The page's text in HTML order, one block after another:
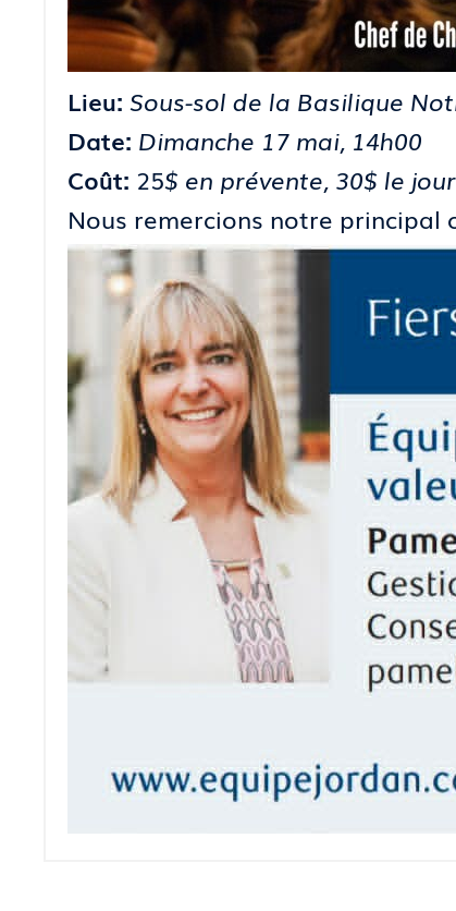
Lieu: Sous-sol de la Basilique
Date: Dimanche 17 mai, 14h00
Coût: 25$ en prévente, 30$ le
Nous remercions notre principal